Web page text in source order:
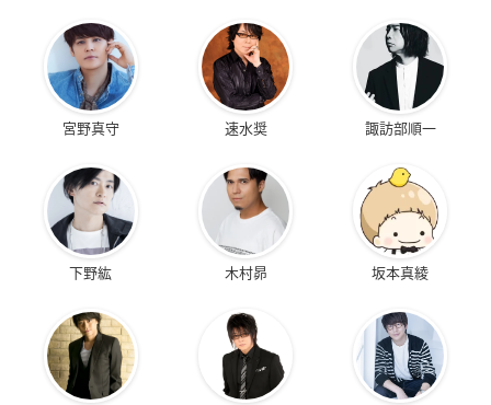
宮野真守 速水奨 諏訪部順一
下野紘 木村昴 坂本真綾